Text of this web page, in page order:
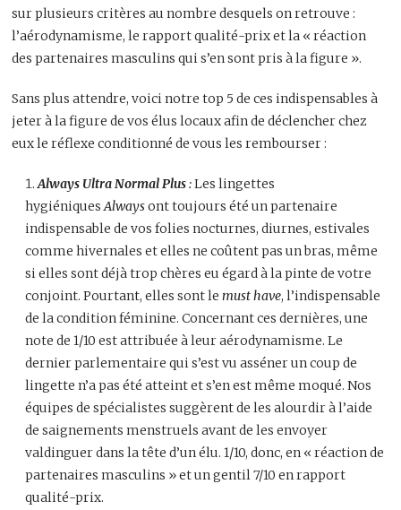
sur plusieurs critères au nombre desquels on retrouve :
l’aérodynamisme, le rapport qualité-prix et la « réaction
des partenaires masculins qui s’en sont pris à la figure ».
Sans plus attendre, voici notre top 5 de ces indispensables à
jeter à la figure de vos élus locaux afin de déclencher chez
eux le réflexe conditionné de vous les rembourser :
Always Ultra Normal Plus:Les lingettes
hygiéniquesAlwaysont toujours été un partenaire
indispensable de vos folies nocturnes, diurnes, estivales
comme hivernales et elles ne coûtent pas un bras, même
si elles sont déjà trop chères eu égard à la pinte de votre
conjoint. Pourtant, elles sont lemust have, l’indispensable
de la condition féminine. Concernant ces dernières, une
note de 1/10 est attribuée à leur aérodynamisme. Le
dernier parlementaire qui s’est vu asséner un coup de
lingette n’a pas été atteint et s’en est même moqué. Nos
équipes de spécialistes suggèrent de les alourdir à l’aide
de saignements menstruels avant de les envoyer
valdinguer dans la tête d’un élu. 1/10, donc, en « réaction de
partenaires masculins » et un gentil 7/10 en rapport
qualité-prix.